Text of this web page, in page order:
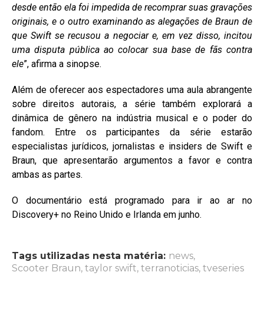
desde então ela foi impedida de recomprar suas gravações
originais, e o outro examinando as alegações de Braun de
que Swift se recusou a negociar e, em vez disso, incitou
uma disputa pública ao colocar sua base de fãs contra
ele”, afirma a sinopse.
Além de oferecer aos espectadores uma aula abrangente
sobre direitos autorais, a série também explorará a
dinâmica de gênero na indústria musical e o poder do
fandom. Entre os participantes da série estarão
especialistas jurídicos, jornalistas e insiders de Swift e
Braun, que apresentarão argumentos a favor e contra
ambas as partes.
O documentário está programado para ir ao ar no
Discovery+ no Reino Unido e Irlanda em junho.
Tags utilizadas nesta matéria: news,
Scooter Braun, taylor swift, terranoticias, tveseries